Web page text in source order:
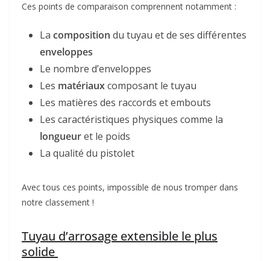
Ces points de comparaison comprennent notamment :
La composition du tuyau et de ses différentes
enveloppes
Le nombre d’enveloppes
Les matériauxcomposant le tuyau
Les matières des raccords et embouts
Les caractéristiques physiques comme la
longueuret le poids
La qualité du pistolet
Avec tous ces points, impossible de nous tromper dans
notre classement !
Tuyau d’arrosage extensible le plus
solide